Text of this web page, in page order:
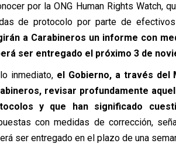
por la ONG Human Rights Watch,
de protocolo por parte de
a Carabineros un informe con
ser entregado el próximo 3 de
lo inmediato, el Gobierno, a través del
revisar profundamente
y que han significado
con medidas de corrección,
ser entregado en el plazo de una